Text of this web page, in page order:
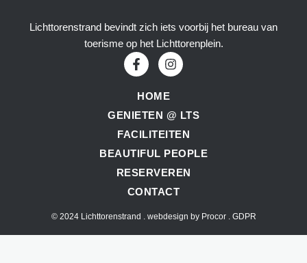
Lichttorenstrand bevindt zich iets voorbij het bureau van
toerisme op het Lichttorenplein.
HOME
GENIETEN @ LTS
FACILITEITEN
BEAUTIFUL PEOPLE
RESERVEREN
CONTACT
© 2024 Lichttorenstrand . webdesign by Procor. GDPR